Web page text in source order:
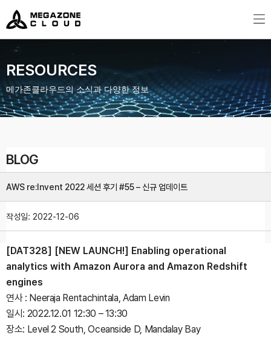
MegazoneCloud
디지털 전문 기업, 메가존클라우드
RESOURCES
메가존클라우드의 소식과 다양한 정보
BLOG
AWS re:Invent 2022 세션 후기 #55 – 신규 업데이트
작성일: 2022-12-06
[DAT328] [NEW LAUNCH!] Enabling operational
analytics with Amazon Aurora and Amazon Redshift
engines
연사 : Neeraja Rentachintala, Adam Levin
일시: 2022.12.01 12:30 – 13:30
장소: Level 2 South, Oceanside D, Mandalay Bay